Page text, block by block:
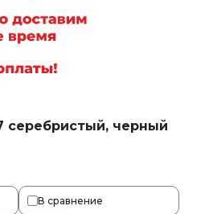
серебристый, черный
В сравнение